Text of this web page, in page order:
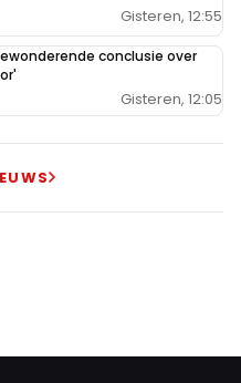
Gisteren, 12:55
conclusie over
Gisteren, 12:05